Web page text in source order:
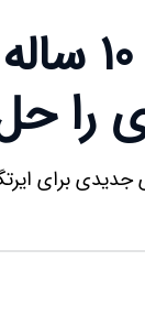
قاب
را
جدیدی برای